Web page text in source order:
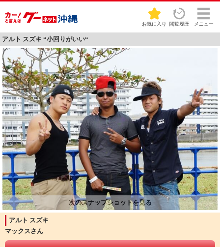
お気に入り 閲覧履歴 メニュー
アルト スズキ “小回りがいい“
アルト スズキ
マックスさん